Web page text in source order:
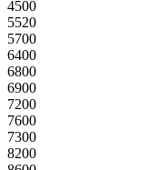
4500
5520
5700
6400
6800
6900
7200
7600
7300
8200